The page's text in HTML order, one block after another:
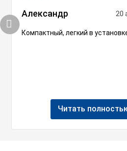
Александр 20
Компактный, легкий в
Читать